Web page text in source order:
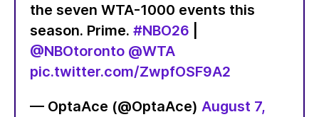
the seven WTA-1000 events this
season. Prime. #NBO26
@NBOtoronto @WTA
pic.twitter.com/ZwpfOSF9A2
— OptaAce (@OptaAce) August 7,